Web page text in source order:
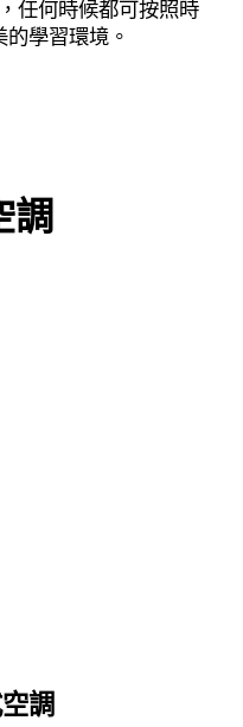
任何時候都可按照時
學習環境。
調
調